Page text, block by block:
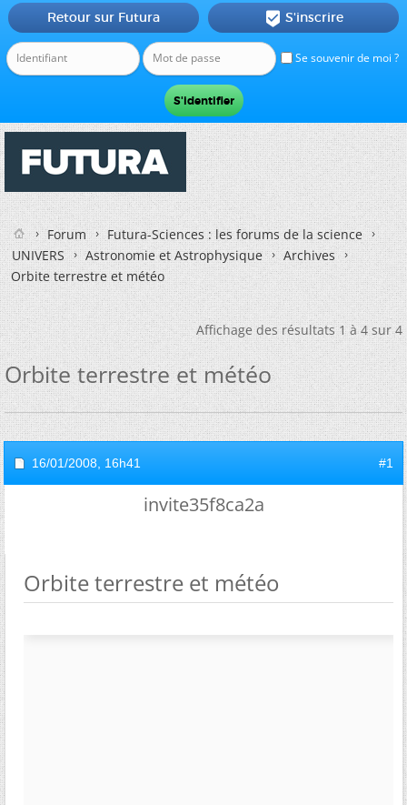
Se souvenir de moi ?
Retour sur Futura  S'inscrire
Forum
Futura-Sciences : les forums de la science
UNIVERS
Astronomie et Astrophysique
Archives
Orbite terrestre et météo
Affichage des résultats 1 à 4 sur 4
Orbite terrestre et météo
16/01/2008, 16h41 #1
invite35f8ca2a
Orbite terrestre et météo